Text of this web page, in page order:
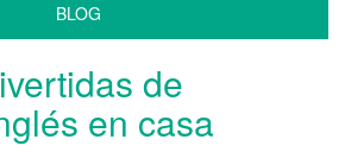
BLOG
de
en casa